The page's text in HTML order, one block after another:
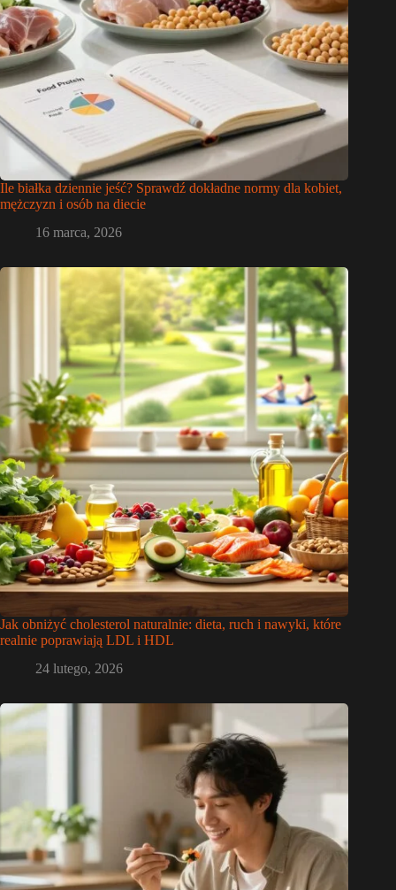
Ile białka dziennie jeść? Sprawdź dokładne normy dla kobiet,
mężczyzn i osób na diecie
16 marca, 2026
Jak obniżyć cholesterol naturalnie: dieta, ruch i nawyki, które
realnie poprawiają LDL i HDL
24 lutego, 2026